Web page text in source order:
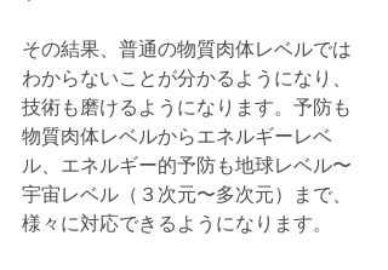
その結果、普通の物質肉体レベルでは
わからないことが分かるようになり、
技術も磨けるようになります。予防も
物質肉体レベルからエネルギーレベ
ル、エネルギー的予防も地球レベル〜
宇宙レベル（３次元〜多次元）まで、
様々に対応できるようになります。